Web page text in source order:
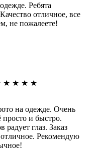
Ребята
отличное, все
не пожалеете!
★ ★ ★ ★
на одежде. Очень
и быстро.
глаз. Заказ
Рекомендую